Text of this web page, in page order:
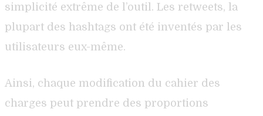
simplicité extrême de l’outil. Les retweets, la
plupart des hashtags ont été inventés par les
utilisateurs eux-même.
Ainsi, chaque modification du cahier des
charges peut prendre des proportions